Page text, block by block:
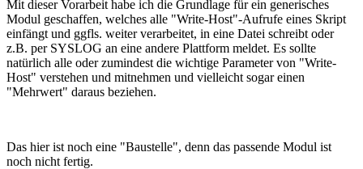
Mit dieser Vorarbeit habe ich die Grundlage für ein generisches
Modul geschaffen, welches alle "Write-Host"-Aufrufe eines Skript
einfängt und ggfls. weiter verarbeitet, in eine Datei schreibt oder
z.B. per SYSLOG an eine andere Plattform meldet. Es sollte
natürlich alle oder zumindest die wichtige Parameter von "Write-
Host" verstehen und mitnehmen und vielleicht sogar einen
"Mehrwert" daraus beziehen.
Das hier ist noch eine "Baustelle", denn das passende Modul ist
noch nicht fertig.